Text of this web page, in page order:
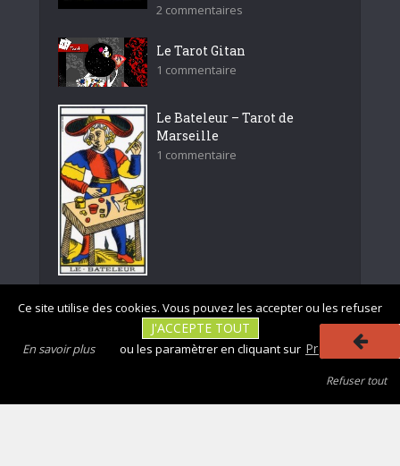
2 commentaires
Le Tarot Gitan
1 commentaire
Le Bateleur – Tarot de
Marseille
1 commentaire
Rejoignez nous
Ce site utilise des cookies. Vous pouvez les accepter ou les refuser
J'ACCEPTE TOUT
ou les paramètrer en cliquant sur Préférences
En savoir plus
Refuser tout